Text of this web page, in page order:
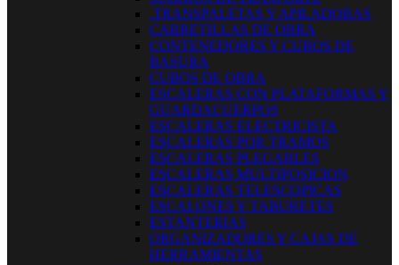
.TRANSPALETAS Y APILADORAS
CARRETILLAS DE OBRA
CONTENEDORES Y CUBOS DE
BASURA
CUBOS DE OBRA
ESCALERAS CON PLATAFORMAS Y
GUARDACUERPOS
ESCALERAS ELECTRICISTA
ESCALERAS POR TRAMOS
ESCALERAS PLEGABLES
ESCALERAS MULTIPOSICION
ESCALERAS TELESCOPICAS
ESCALONES Y TABURETES
ESTANTERIAS
ORGANIZADORES Y CAJAS DE
HERRAMIENTAS